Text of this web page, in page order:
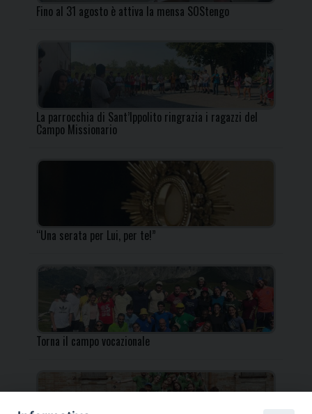
Fino al 31 agosto è attiva la mensa SOStengo
La parrocchia di Sant’Ippolito ringrazia i ragazzi del
Campo Missionario
“Una serata per Lui, per te!”
Torna il campo vocazionale